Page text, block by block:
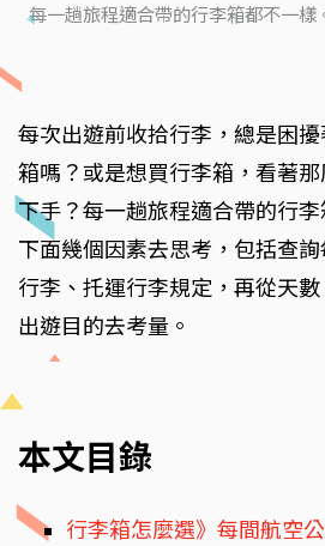
每一趟旅程適合帶的行李箱都不一樣
每次出遊前收拾行李，總是困
箱嗎？或是想買行李箱，看著
下手？每一趟旅程適合帶的行
下面幾個因素去思考，包括查
行李、托運行李規定，再從天
出遊目的去考量。
本文目錄
行李箱怎麼選》每間航空